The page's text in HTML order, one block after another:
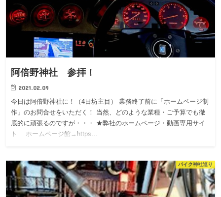
阿倍野神社 参拝！
2021.02.09
今日は阿倍野神社に！（4日坊主目） 業務終了前に「ホームページ制
作」のお問合せをいただく！ 当然、どのような業種・ご予算でも徹
底的に頑張るのですが・・・ ★弊社のホームページ・動画専用サイ
ト ホームページ館→https…
バイク神社巡り